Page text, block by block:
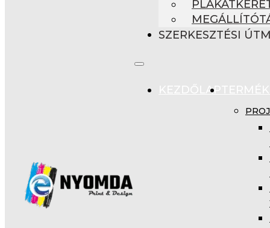
SZERKESZTÉSI
KEZDŐLAP